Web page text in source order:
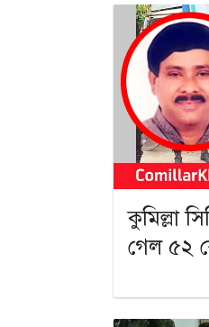
কুমিল্লা
গেল ৫২